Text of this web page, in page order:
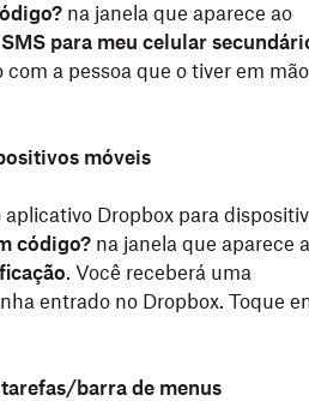
na janela que aparece ao
para meu celular
a pessoa que o tiver em
móveis
Dropbox para
código? na janela que aparece
. Você receberá uma
entrado no Dropbox. Toque
barra de menus